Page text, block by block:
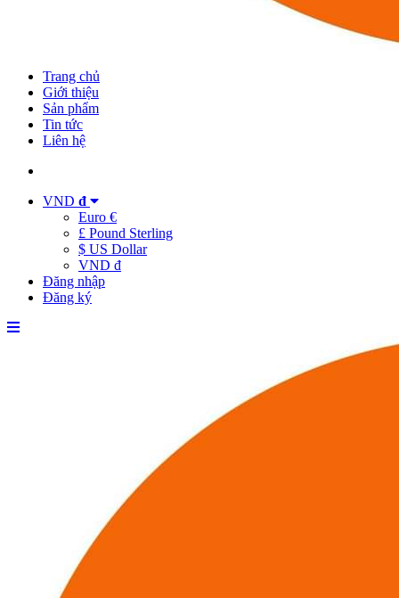
Trang chủ
Giới thiệu
Sản phẩm
Tin tức
Liên hệ
VND đ
Euro €
£ Pound Sterling
$ US Dollar
VND đ
Đăng nhập
Đăng ký